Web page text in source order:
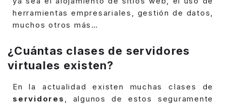
herramientas empresariales, gestión de datos,
muchos otros más…
¿Cuántas clases de servidores
virtuales existen?
En la actualidad existen muchas clases de
servidores
, algunos de estos seguramente